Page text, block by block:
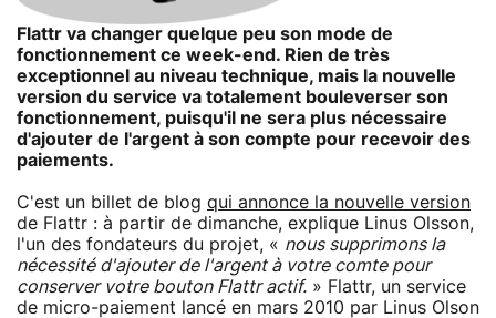
Flattr va changer quelque peu son mode de
fonctionnement ce week-end. Rien de très
exceptionnel au niveau technique, mais la nouvelle
version du service va totalement bouleverser son
fonctionnement, puisqu'il ne sera plus nécessaire
d'ajouter de l'argent à son compte pour recevoir des
paiements.
C'est un billet de blog qui annonce la nouvelle version
de Flattr : à partir de dimanche, explique Linus Olsson,
l'un des fondateurs du projet, « nous supprimons la
nécessité d'ajouter de l'argent à votre comte pour
conserver votre bouton Flattr actif. » Flattr, un service
de micro-paiement lancé en mars 2010 par Linus Olson